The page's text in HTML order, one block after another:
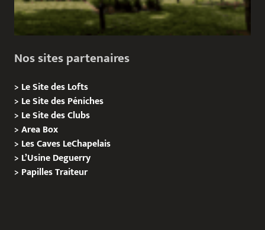
Nos sites partenaires
> Le Site des Lofts
> Le Site des Péniches
> Le Site des Clubs
>Area Box
> Les Caves LeChapelais
> L’Usine Deguerry
> PapillesTraiteur